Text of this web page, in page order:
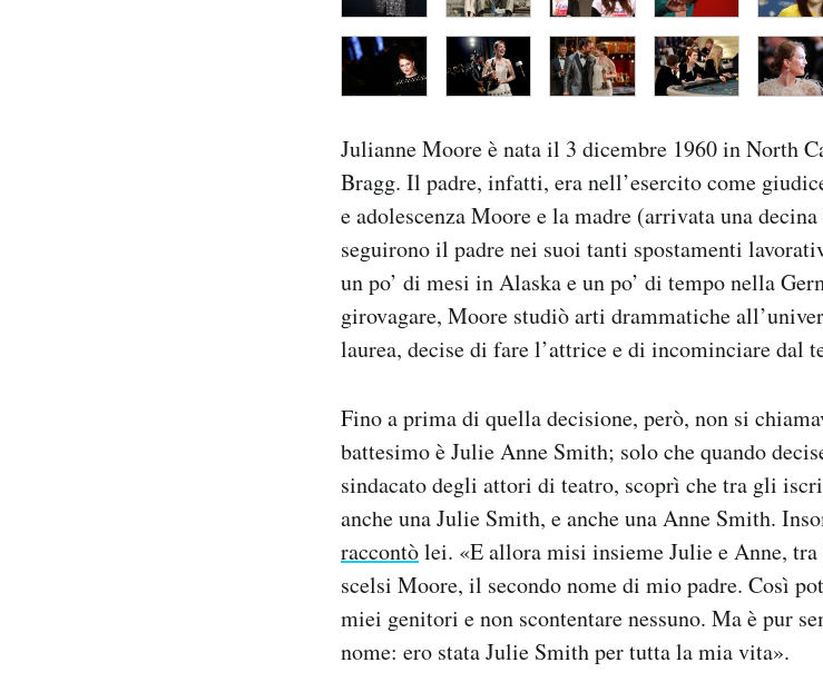
Julianne Moore è nata il 3 dicembre 1960 in North
Bragg. Il padre, infatti, era nell’esercito come
e adolescenza Moore e la madre (arrivata una
seguirono il padre nei suoi tanti spostamenti
un po’ di mesi in Alaska e un po’ di tempo nella
girovagare, Moore studiò arti drammatiche
laurea, decise di fare l’attrice e di incominciare dal
Fino a prima di quella decisione, però, non si
battesimo è Julie Anne Smith; solo che quando
sindacato degli attori di teatro, scoprì che tra gli
anche una Julie Smith, e anche una Anne Smith.
raccontòlei. «E allora misi insieme Julie e Anne,
scelsi Moore, il secondo nome di mio padre. Così
miei genitori e non scontentare nessuno. Ma è pur
nome: ero stata Julie Smith per tutta la mia vita».